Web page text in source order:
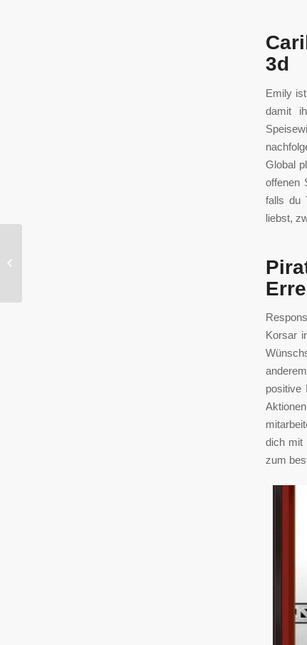
3d
Emily
damit
Global
offenen
falls du
liebst,
Korsar
positive
dich mit
zum